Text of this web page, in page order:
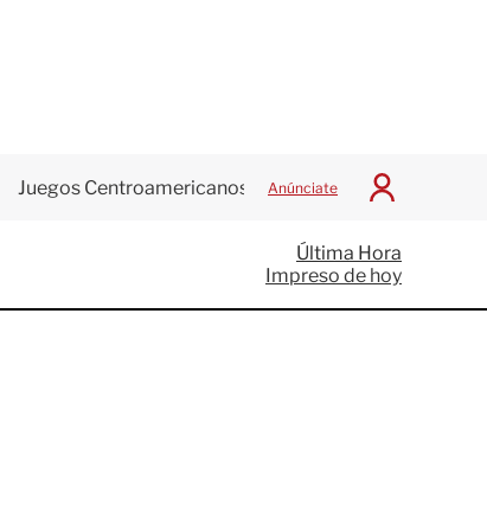
Juegos Centroamericanos Anúnciate
I
c
i
a
Última Hora
Impreso de hoy